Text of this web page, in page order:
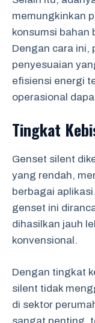
memungkinkan
konsumsi bahan
Dengan cara ini,
penyesuaian
efisiensi energi
operasional
Tingkat
Genset silent
yang rendah,
berbagai
genset ini
dihasilkan jauh
konvensional.
Dengan tingkat
silent tidak
di sektor
sangat penting,